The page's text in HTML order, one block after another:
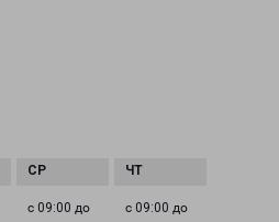
с 09:00 до
с 09:00 до